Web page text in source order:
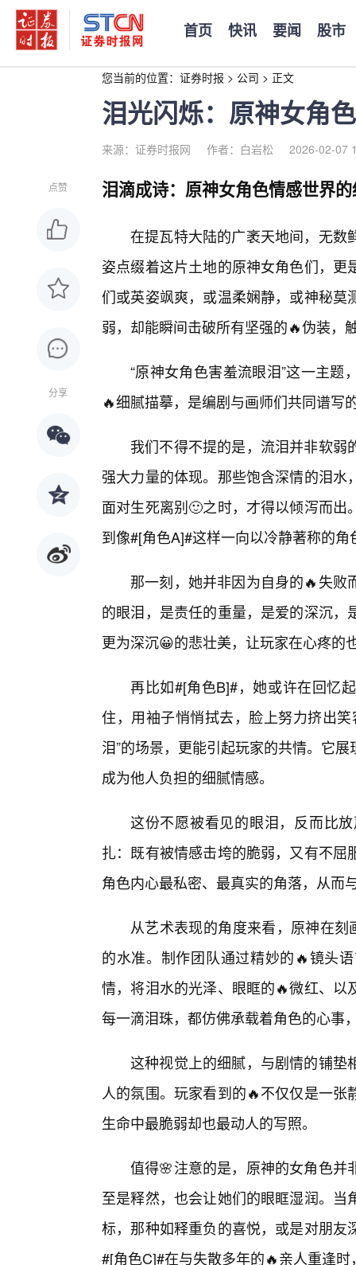
首页 快讯 要闻 股市
您当前的位置： 证券时报 > 公司 > 正文
泪光闪烁：原神女角
来源：证券时报网 作者：白岩松 2026-02-07
点赞
分享
泪滴成诗：原神女角色情感世界
在提瓦特大陆的广袤天地间，无数
姿点缀着这片土地的原神女角色们，
们或英姿飒爽，或温柔娴静，或神秘
弱，却能瞬间击破所有坚强的🔥伪装，
“原神女角色害羞流眼泪”这一主
🔥细腻描摹，是编剧与画师们共同谱写
我们不得不提的是，流泪并非软
强大力量的体现。那些饱含深情的泪
面对生死离别🙂之时，才得以倾泻而
到像#[角色A]#这样一向以冷静著称的
那一刻，她并非因为自身的🔥失
的眼泪，是责任的重量，是爱的深沉
更为深沉😀的悲壮美，让玩家在心疼的
再比如#[角色B]#，她或许在回忆
住，用袖子悄悄拭去，脸上努力挤出
泪”的场景，更能引起玩家的共情。它
成为他人负担的细腻情感。
这份不愿被看见的眼泪，反而比
扎：既有被情感击垮的脆弱，又有不
角色内心最私密、最真实的角落，从而
从艺术表现的角度来看，原神在刻
的水准。制作团队通过精妙的🔥镜头
情，将泪水的光泽、眼眶的🔥微红、
每一滴泪珠，都仿佛承载着角色的心事
这种视觉上的细腻，与剧情的铺垫
人的氛围。玩家看到的🔥不仅仅是一
生命中最脆弱却也最动人的写照。
值得🌸注意的是，原神的女角色并
至是释然，也会让她们的眼眶湿润。
标，那种如释重负的喜悦，或是对朋
#[角色C]#在与失散多年的🔥亲人重逢